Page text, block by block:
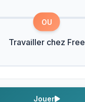
OU
Travailler chez Free
Jouer